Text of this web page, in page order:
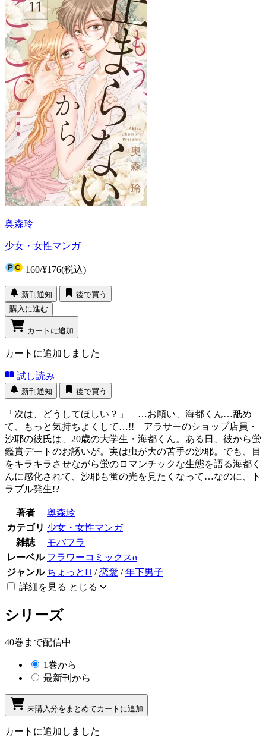
奥森玲
少女・女性マンガ
160/¥176(税込)
新刊通知
後で買う
購入に進む
カートに追加
カートに追加しました
試し読み
新刊通知 後で買う
「次は、どうしてほしい？」 …お願い、海都くん…舐め
て、もっと気持ちよくして…!! アラサーのショップ店員・
沙耶の彼氏は、20歳の大学生・海都くん。ある日、彼から蛍
鑑賞デートのお誘いが。実は虫が大の苦手の沙耶。でも、目
をキラキラさせながら蛍のロマンチックな生態を語る海都く
んに感化されて、沙耶も蛍の光を見たくなって…なのに、ト
ラブル発生!?
著者
奥森玲
カテゴリ 少女・女性マンガ
雑誌
モバフラ
レーベル フラワーコミックスα
ジャンル ちょっとH /恋愛 /年下男子
詳細を見る とじる
シリーズ
40巻まで配信中
1巻から
最新刊から
未購入分をまとめてカートに追加
カートに追加しました